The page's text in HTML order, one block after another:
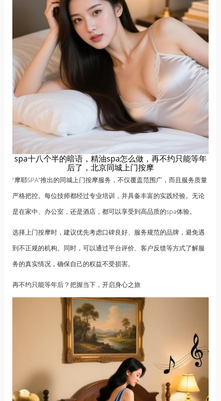
spa十八个半的暗语，精油spa怎么做，再不约只能等年
后了，北京同城上门按摩
“摩耶SPA”推出的同城上门按摩服务，不仅覆盖范围广，而且服务质量
严格把控。每位技师都经过专业培训，并具备丰富的实践经验。无论
是在家中、办公室，还是酒店，都可以享受到高品质的spa体验。
选择上门按摩时，建议优先考虑口碑良好、服务规范的品牌，避免遇
到不正规的机构。同时，可以通过平台评价、客户反馈等方式了解服
务的真实情况，确保自己的权益不受损害。
再不约只能等年后？把握当下，开启身心之旅